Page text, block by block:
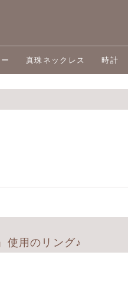
真珠ネックレス 時計
使用のリング♪